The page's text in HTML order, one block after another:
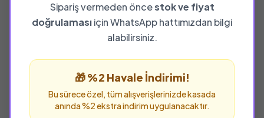
Sipariş vermeden öncestok ve fiyat
doğrulamasıiçin WhatsApp hattımızdan bilgi
alabilirsiniz.
🎁 %2 Havale İndirimi!
Bu sürece özel, tüm alışverişlerinizde kasada
anında %2 ekstra indirim uygulanacaktır.
YAYINEVI
Tarihçi Kitabevi
Tarihçi Kitabevi yayınevine ait tüm eserleri bu
sayfada inceleyebilir ve güvenle sipariş